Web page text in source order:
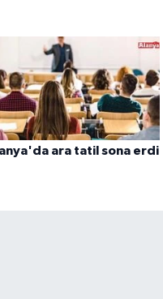
ara tatil sona erdi